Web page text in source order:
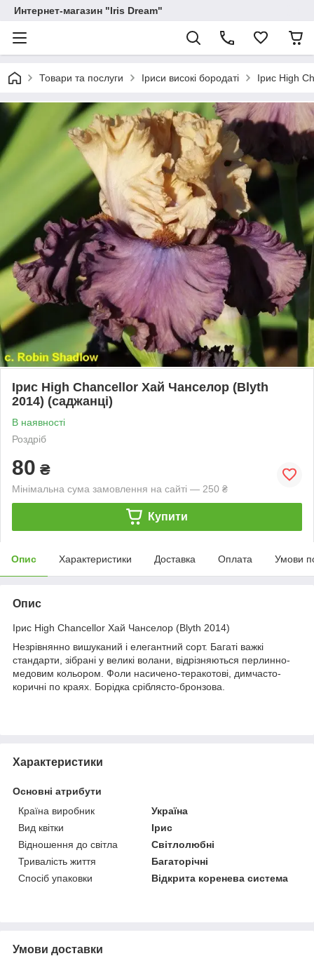
Интернет-магазин "Iris Dream"
Товари та послуги Іриси високі бородаті Ірис High
Ірис High Chancellor Хай Чанселор (Blyth
2014) (саджанці)
В наявності
Роздріб
80 ₴
Мінімальна сума замовлення на сайті — 250 ₴
Купити
Опис Характеристики Доставка Оплата Умови
Опис
Ірис High Chancellor Хай Чанселор (Blyth 2014)
Незрівнянно вишуканий і елегантний сорт. Багаті важкі
стандарти, зібрані у великі волани, відрізняються перлинно-
медовим кольором. Фоли насичено-теракотові, димчасто-
коричні по краях. Борідка сріблясто-бронзова.
Характеристики
Основні атрибути
Країна виробник
Україна
Вид квітки
Ірис
Відношення до світла
Світлолюбні
Тривалість життя
Багаторічні
Спосіб упаковки
Відкрита коренева система
Умови доставки